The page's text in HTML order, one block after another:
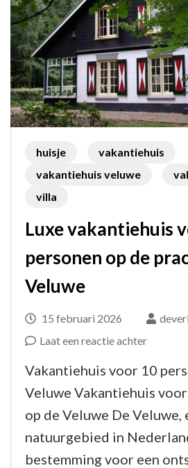
huisje
vakantiehuis
vakantiehuis veluwe
villa
Luxe vakantiehuis
personen op de
Veluwe
15 februari 2026
Laat een reactie achterop
Vakantiehuis voor 10
Veluwe Vakantiehuis
op de Veluwe De Veluwe,
natuurgebied in
bestemming voor een